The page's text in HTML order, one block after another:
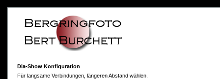
Dia-Show Konfiguration
Für langsame Verbindungen, längeren Abstand wählen.